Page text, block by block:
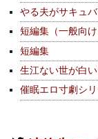
やる夫がサキュ
短編集（一般向け
短編集
生江ない世が白
催眠エロ寸劇シ